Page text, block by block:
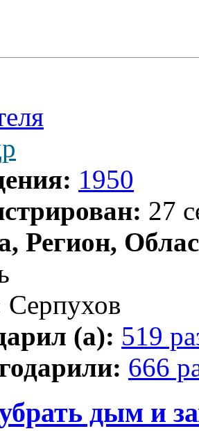
1950
27
Регион,
Серпухов
(а): 519
666
дым и